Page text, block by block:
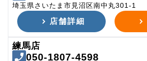
埼玉県さいたま市見沼区南中丸301-1
店舗詳細
練馬店
050-1807-4598